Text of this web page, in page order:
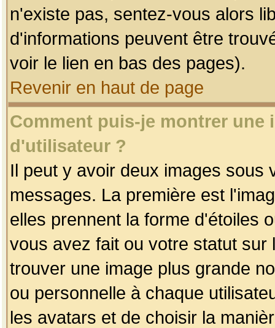
n'existe pas, sentez-vous alors
d'informations peuvent être
voir le lien en bas des pages).
Revenir en haut de page
Comment puis-je montrer une
d'utilisateur ?
Il peut y avoir deux images sous
messages. La première est
elles prennent la forme d'étoiles
vous avez fait ou votre statut
trouver une image plus grande
ou personnelle à chaque
les avatars et de choisir la